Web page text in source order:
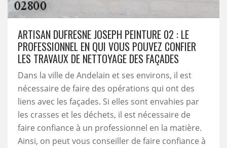
ARTISAN DUFRESNE JOSEPH PEINTURE 02 : LE
PROFESSIONNEL EN QUI VOUS POUVEZ CONFIER
LES TRAVAUX DE NETTOYAGE DES FAÇADES
Dans la ville de Andelain et ses environs, il est
nécessaire de faire des opérations qui ont des
liens avec les façades. Si elles sont envahies par
les crasses et les déchets, il est nécessaire de
faire confiance à un professionnel en la matière.
Ainsi, on peut vous conseiller de faire confiance à